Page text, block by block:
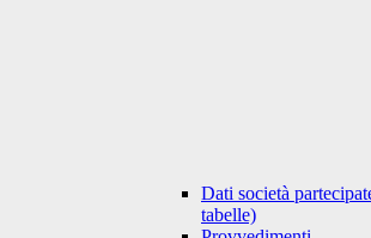
Dati società
tabelle)